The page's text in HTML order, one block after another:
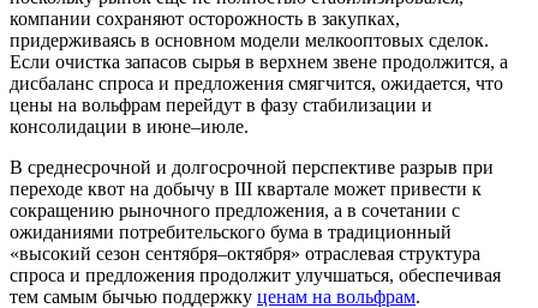
компании сохраняют осторожность в закупках,
придерживаясь в основном модели мелкооптовых сделок.
Если очистка запасов сырья в верхнем звене продолжится, а
дисбаланс спроса и предложения смягчится, ожидается, что
цены на вольфрам перейдут в фазу стабилизации и
консолидации в июне–июле.
В среднесрочной и долгосрочной перспективе разрыв при
переходе квот на добычу в III квартале может привести к
сокращению рыночного предложения, а в сочетании с
ожиданиями потребительского бума в традиционный
«высокий сезон сентября–октября» отраслевая структура
спроса и предложения продолжит улучшаться, обеспечивая
тем самым бычью поддержку ценам на вольфрам.